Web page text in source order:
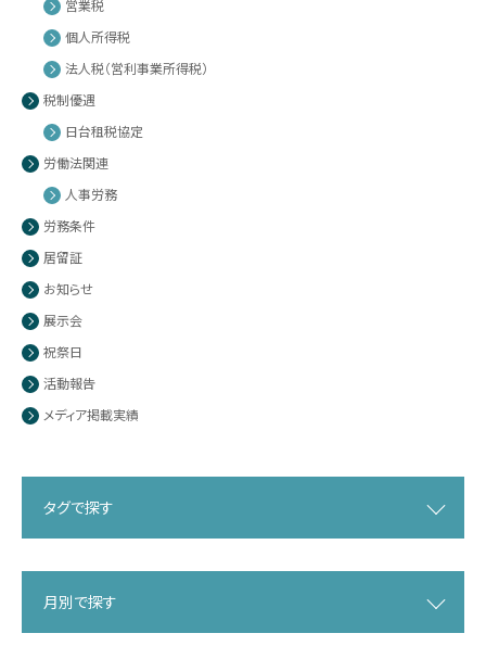
営業税
個人所得税
法人税（営利事業所得税）
税制優遇
日台租税協定
労働法関連
人事労務
労務条件
居留証
お知らせ
展示会
祝祭日
活動報告
メディア掲載実績
タグで探す
月別で探す